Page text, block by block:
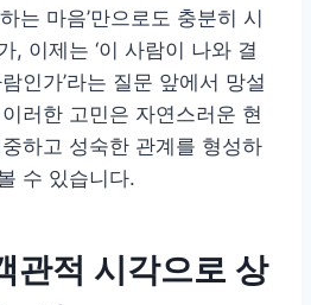
는 마음’만으로도 충분히 시
, 이제는 ‘이 사람이 나와 결
인가’라는 질문 앞에서 망설
러한 고민은 자연스러운 현
하고 성숙한 관계를 형성하
수 있습니다.
관적 시각으로 상